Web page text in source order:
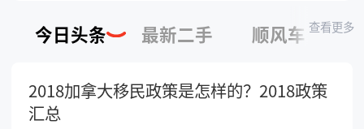
今日头条 最新二手 顺风车 查看更多
2018加拿大移民政策是怎样的？2018政策
汇总